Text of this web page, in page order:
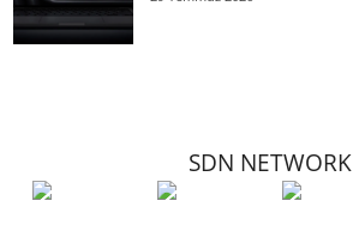
SDN NETWORK